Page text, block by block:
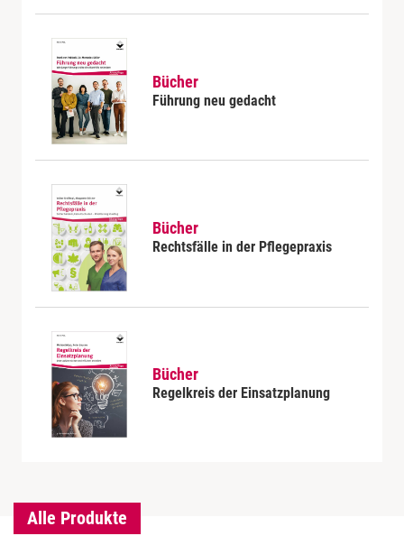
Bücher
Führung neu gedacht
Bücher
Rechtsfälle in der Pflegepraxis
Bücher
Regelkreis der Einsatzplanung
Alle Produkte